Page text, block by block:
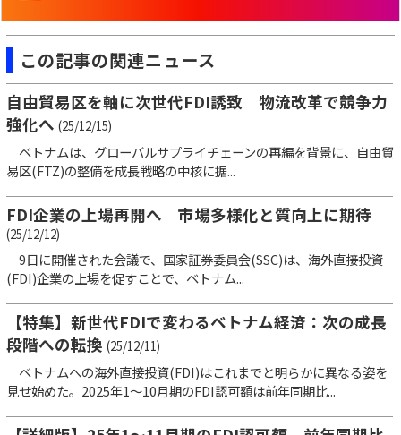
この記事の関連ニュース
自由貿易区を軸に次世代FDI誘致 物流改革で競争力
強化へ (25/12/15)
ベトナムは、グローバルサプライチェーンの再編を背景に、自由貿
易区(FTZ)の整備を成長戦略の中核に据...
FDI企業の上場再開へ 市場多様化と質向上に期待
(25/12/12)
9日に開催された会議で、国家証券委員会(SSC)は、海外直接投資
(FDI)企業の上場を促すことで、ベトナム...
【特集】新世代FDIで変わるベトナム経済：次の成長
段階への転換 (25/12/11)
ベトナムへの海外直接投資(FDI)はこれまでと明らかに異なる姿を
見せ始めた。2025年1～10月期のFDI認可額は前年同期比...